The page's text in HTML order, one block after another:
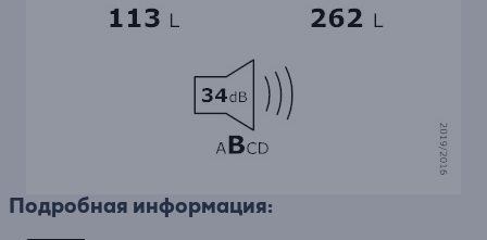
Подробная информация: